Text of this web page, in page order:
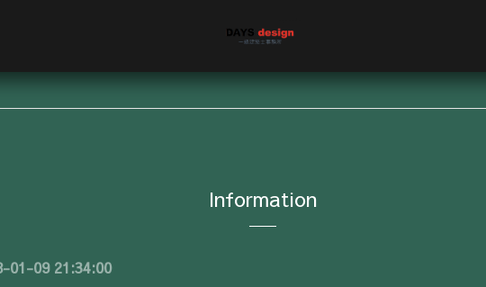
Information
01-09 21:34:00